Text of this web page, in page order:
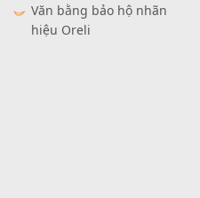
Văn bằng bảo hộ nhãn
hiệu Oreli